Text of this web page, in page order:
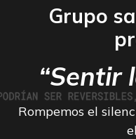
Grupo
“Sentir
Rompemos el